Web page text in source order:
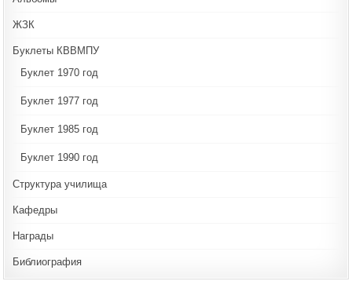
ЖЗК
Буклеты КВВМПУ
Буклет 1970 год
Буклет 1977 год
Буклет 1985 год
Буклет 1990 год
Структура училища
Кафедры
Награды
Библиография